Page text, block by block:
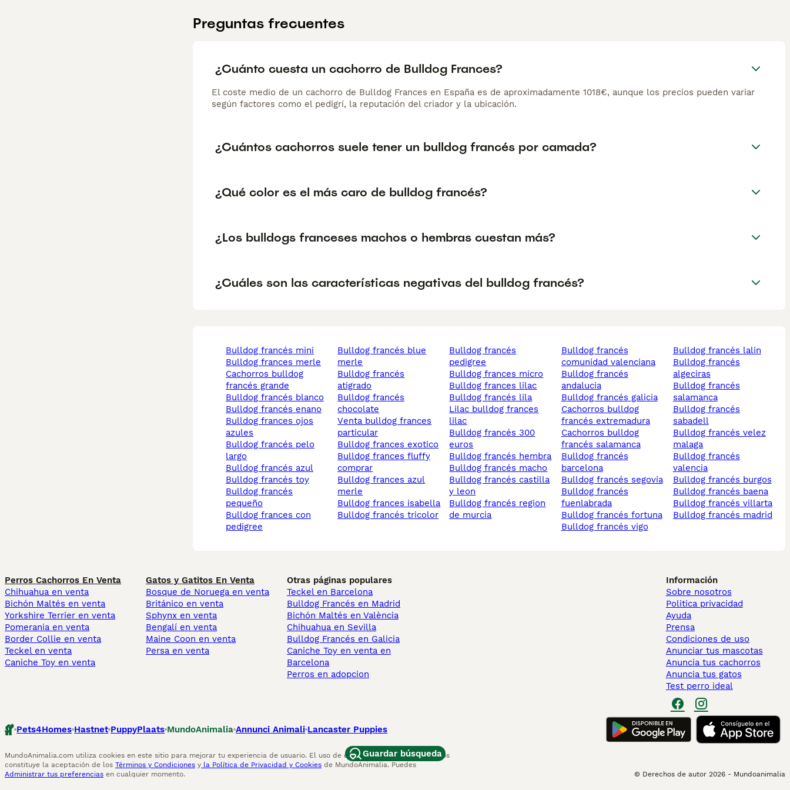
Preguntas frecuentes
¿Cuánto cuesta un cachorro de Bulldog Frances?
El coste medio de un cachorro de Bulldog Frances en España es de aproximadamente 1018€, aunque los precios pueden variar
según factores como el pedigrí, la reputación del criador y la ubicación.
¿Cuántos cachorros suele tener un bulldog francés por camada?
¿Qué color es el más caro de bulldog francés?
¿Los bulldogs franceses machos o hembras cuestan más?
¿Cuáles son las características negativas del bulldog francés?
bulldog francés mini
bulldog frances merle
cachorros bulldog
francés grande
bulldog francés blanco
bulldog francés enano
bulldog frances ojos
azules
bulldog francés pelo
largo
bulldog francés azul
bulldog francés toy
bulldog francés
pequeño
bulldog frances con
pedigree
bulldog francés blue
merle
bulldog francés
atigrado
bulldog francés
chocolate
venta bulldog frances
particular
bulldog frances exotico
bulldog frances fluffy
comprar
bulldog frances azul
merle
bulldog frances isabella
bulldog francés tricolor
bulldog francés
pedigree
bulldog frances micro
bulldog frances lilac
bulldog francés lila
lilac bulldog frances
lilac
bulldog francés 300
euros
bulldog francés hembra
bulldog francés macho
bulldog francés castilla
y leon
bulldog francés region
de murcia
bulldog francés
comunidad valenciana
bulldog francés
andalucia
bulldog francés galicia
cachorros bulldog
francés extremadura
cachorros bulldog
francés salamanca
bulldog francés
barcelona
bulldog francés segovia
bulldog francés
fuenlabrada
bulldog francés fortuna
bulldog francés vigo
bulldog francés lalin
bulldog francés
algeciras
bulldog francés
salamanca
bulldog francés
sabadell
bulldog francés velez
malaga
bulldog francés
valencia
bulldog francés burgos
bulldog francés baena
bulldog francés villarta
bulldog francés madrid
Guardar búsqueda
Perros Cachorros En Venta
Chihuahua en venta
Bichón Maltés en venta
Yorkshire Terrier en venta
Pomerania en venta
Border Collie en venta
Teckel en venta
Caniche Toy en venta
Gatos y Gatitos En Venta
Bosque de Noruega en venta
Británico en venta
Sphynx en venta
Bengalí en venta
Maine Coon en venta
Persa en venta
Otras páginas populares
Teckel en Barcelona
Bulldog Francés en Madrid
Bichón Maltés en València
Chihuahua en Sevilla
Bulldog Francés en Galicia
Caniche Toy en venta en
Barcelona
Perros en adopcion
Información
Sobre nosotros
Politica privacidad
Ayuda
Prensa
Condiciones de uso
Anunciar tus mascotas
Anuncia tus cachorros
Anuncia tus gatos
Test perro ideal
Pets4Homes Hastnet PuppyPlaats MundoAnimalia Annunci Animali Lancaster Puppies
MundoAnimalia.com utiliza cookies en este sitio para mejorar tu experiencia de usuario. El uso de este sitio web y otros servicios
constituye la aceptación de los Términos y Condiciones y la Política de Privacidad y Cookies de MundoAnimalia. Puedes
Administrar tus preferencias en cualquier momento. © Derechos de autor 2026 - Mundoanimalia